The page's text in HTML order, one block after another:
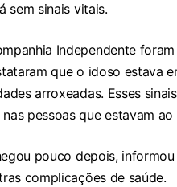
sem sinais vitais.
Independente
que o idoso estava
arroxeadas. Esses
pessoas que estavam ao
pouco depois,
complicações de saúde.